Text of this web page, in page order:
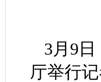
3月9
厅举行